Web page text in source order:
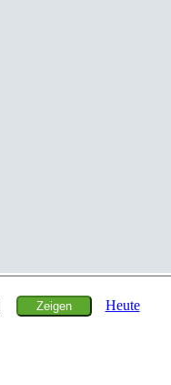
Heute